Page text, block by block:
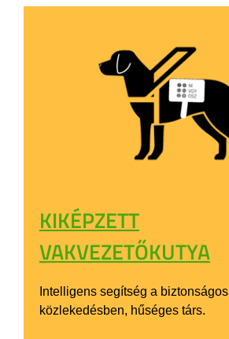
KIKÉPZETT
VAKVEZETŐKUTYA
Intelligens segítség a biztonságos
közlekedésben, hűséges társ.